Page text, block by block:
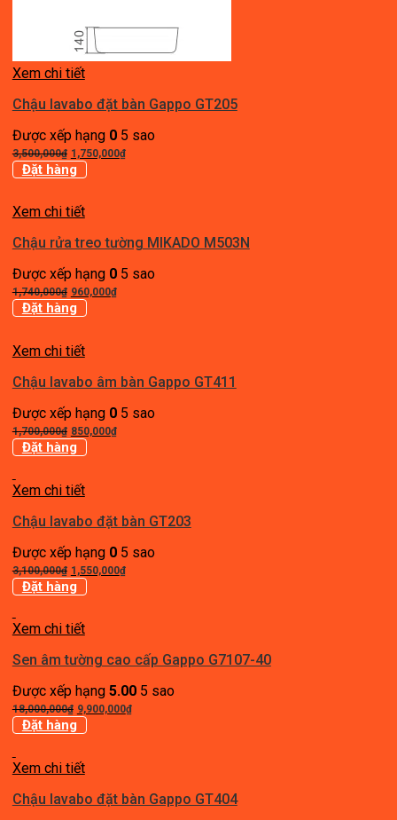
Xem chi tiết
Chậu lavabo đặt bàn Gappo GT205
Được xếp hạng 05 sao
3,500,000₫ Giá
gốc
3,500,000₫.
1,750,000₫Giá
Đặt hàng
Xem chi tiết
Chậu rửa treo tường MIKADO M503N
Được xếp hạng 05 sao
1,740,000₫ Giá
gốc
1,740,000₫.
960,000₫Giá
Đặt hàng
Xem chi tiết
Chậu lavabo âm bàn Gappo GT411
Được xếp hạng 05 sao
1,700,000₫ Giá
gốc
1,700,000₫.
850,000₫Giá
Đặt hàng
Xem chi tiết
Chậu lavabo đặt bàn GT203
Được xếp hạng 05 sao
3,100,000₫ Giá
gốc
3,100,000₫.
1,550,000₫Giá
Đặt hàng
Xem chi tiết
Sen âm tường cao cấp Gappo G7107-40
Được xếp hạng 5.005 sao
18,000,000₫ Giá
gốc
18,000,000₫.
9,900,000₫Giá
Đặt hàng
Xem chi tiết
Chậu lavabo đặt bàn Gappo GT404